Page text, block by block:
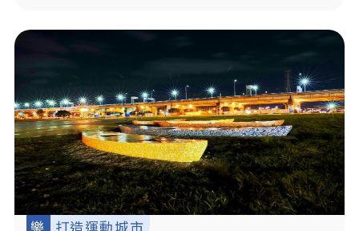
樂 打造運動城市